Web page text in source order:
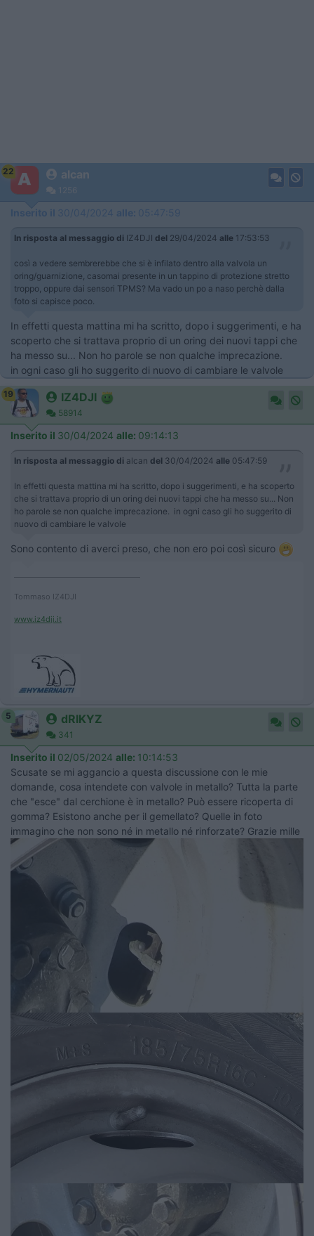
22 alcan
1256
Inserito il 30/04/2024 alle: 05:47:59
In risposta al messaggio di IZ4DJI del 29/04/2024 alle 17:53:53
così a vedere sembrerebbe che si è infilato dentro alla valvola un
oring/guarnizione, casomai presente in un tappino di protezione stretto
troppo, oppure dai sensori TPMS? Ma vado un po a naso perchè dalla
foto si capisce poco.
In effetti questa mattina mi ha scritto, dopo i suggerimenti, e ha
scoperto che si trattava proprio di un oring dei nuovi tappi che
ha messo su... Non ho parole se non qualche imprecazione.
in ogni caso gli ho suggerito di nuovo di cambiare le valvole
19 IZ4DJI
58914
Inserito il 30/04/2024 alle: 09:14:13
In risposta al messaggio di alcan del 30/04/2024 alle 05:47:59
In effetti questa mattina mi ha scritto, dopo i suggerimenti, e ha scoperto
che si trattava proprio di un oring dei nuovi tappi che ha messo su... Non
ho parole se non qualche imprecazione. in ogni caso gli ho suggerito di
nuovo di cambiare le valvole
Sono contento di averci preso, che non ero poi così sicuro
Tommaso IZ4DJI
www.iz4dji.it
5 dRIKYZ
341
Inserito il 02/05/2024 alle: 10:14:53
Scusate se mi aggancio a questa discussione con le mie
domande, cosa intendete con valvole in metallo? Tutta la parte
che "esce" dal cerchione è in metallo? Può essere ricoperta di
gomma? Esistono anche per il gemellato? Quelle in foto
immagino che non sono né in metallo né rinforzate? Grazie mille